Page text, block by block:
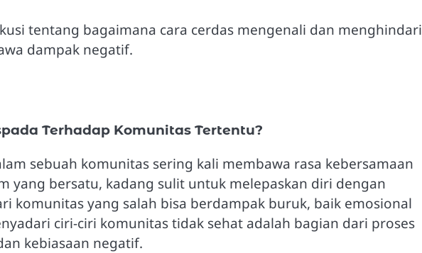
tentang bagaimana cara cerdas mengenali dan menghindari
dampak negatif.
Terhadap Komunitas Tertentu?
sebuah komunitas sering kali membawa rasa kebersamaan
yang bersatu, kadang sulit untuk melepaskan diri dengan
komunitas yang salah bisa berdampak buruk, baik emosional
ciri-ciri komunitas tidak sehat adalah bagian dari proses
kebiasaan negatif.